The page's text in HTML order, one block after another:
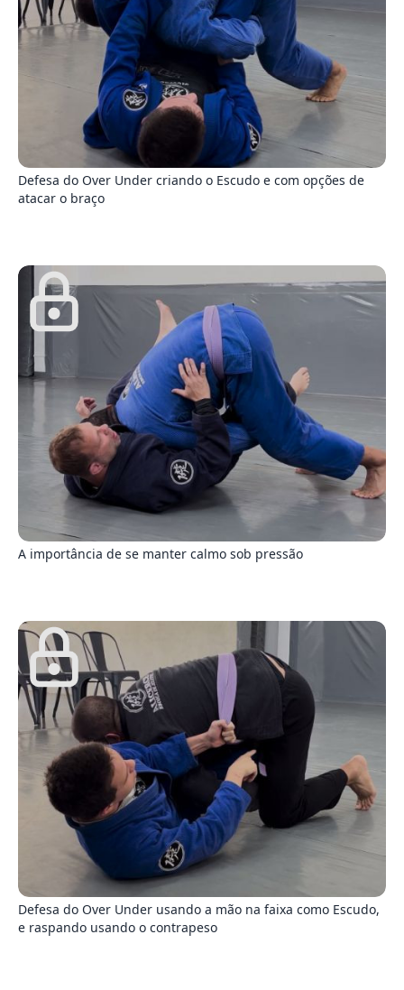
Defesa do Over Under criando o Escudo e com opções de
atacar o braço
A importância de se manter calmo sob pressão
Defesa do Over Under usando a mão na faixa como Escudo,
e raspando usando o contrapeso